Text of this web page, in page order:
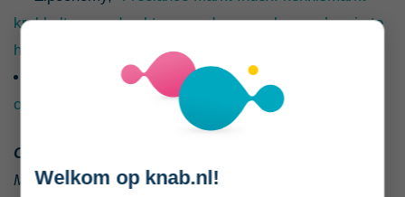
krabbelt op, opdrachtgevers durven vaker zzp’ers in te
huren
Aantal zzp’ers stabiel, helft zzp’ers en
opdrachtgevers positief over handhaving,”
Over Knab Zzp Nieuws
Met Knab Zzp Nieuws bundelt Knab externe
Welkom op knab.nl!